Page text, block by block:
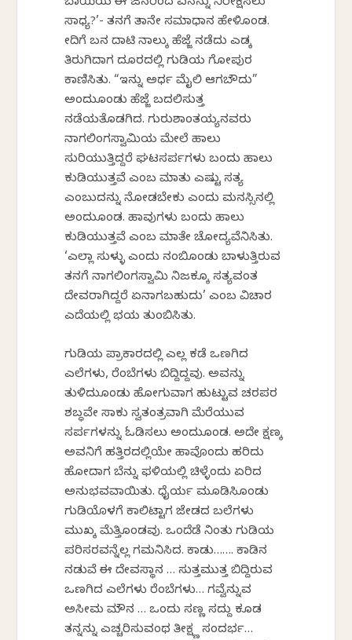
ಬಾಯಿಯ ಈ ಜನರಿಂದ ಏನನ್ನು ನಿರೀಕ್ಷಿಸಲು
ಸಾಧ್ಯ?’- ತನಗೆ ತಾನೇ ಸಮಾಧಾನ ಹೇಳಿಕೊಂಡ.
ಕೇದಿಗೆ ಬನ ದಾಟಿ ನಾಲ್ಕು ಹೆಜ್ಜೆ ನಡೆದು ಎಡಕ್ಕೆ
ತಿರುಗಿದಾಗ ದೂರದಲ್ಲಿ ಗುಡಿಯ ಗೋಪುರ
ಕಾಣಿಸಿತು. “ಇನ್ನು ಅರ್ಧ ಮೈಲಿ ಆಗಬೌದು”
ಅಂದುಕೊಂಡು ಹೆಜ್ಜೆ ಬದಲಿಸುತ್ತ
ನಡೆಯತೊಡಗಿದ. ಗುರುಶಾಂತಯ್ಯನವರು
ನಾಗಲಿಂಗಸ್ವಾಮಿಯ ಮೇಲೆ ಹಾಲು
ಸುರಿಯುತ್ತಿದ್ದರೆ ಘಟಸರ್ಪಗಳು ಬಂದು ಹಾಲು
ಕುಡಿಯುತ್ತವೆ ಎಂಬ ಮಾತು ಎಷ್ಟು ಸತ್ಯ
ಎಂಬುದನ್ನು ನೋಡಬೇಕು ಎಂದು ಮನಸ್ಸಿನಲ್ಲಿ
ಅಂದುಕೊಂಡ. ಹಾವುಗಳು ಬಂದು ಹಾಲು
ಕುಡಿಯುತ್ತವೆ ಎಂಬ ಮಾತೇ ಚೋದ್ಯವೆನಿಸಿತು.
‘ಎಲ್ಲಾ ಸುಳ್ಳು ಎಂದು ನಂಬಿಕೊಂಡು ಬಾಳುತ್ತಿರುವ
ತನಗೆ ನಾಗಲಿಂಗಸ್ವಾಮಿ ನಿಜಕ್ಕೂ ಸತ್ಯವಂತ
ದೇವರಾಗಿದ್ದರೆ ಏನಾಗಬಹುದು’ ಎಂಬ ವಿಚಾರ
ಎದೆಯಲ್ಲಿ ಭಯ ತುಂಬಿಸಿತು.
ಗುಡಿಯ ಪ್ರಾಕಾರದಲ್ಲಿ ಎಲ್ಲ ಕಡೆ ಒಣಗಿದ
ಎಲೆಗಳು, ರೆಂಬೆಗಳು ಬಿದ್ದಿದ್ದವು. ಅವನ್ನು
ತುಳಿದುಕೊಂಡು ಹೋಗುವಾಗ ಹುಟ್ಟುವ ಚರಪರ
ಶಬ್ಧವೇ ಸಾಕು ಸ್ವತಂತ್ರವಾಗಿ ಮೆರೆಯುವ
ಸರ್ಪಗಳನ್ನು ಓಡಿಸಲು ಅಂದುಕೊಂಡ. ಅದೇ ಕ್ಷಣಕ್ಕೆ
ಅವನಿಗೆ ಹತ್ತಿರದಲ್ಲಿಯೇ ಹಾವೊಂದು ಹರಿದು
ಹೋದಾಗ ಬೆನ್ನು ಫಳಿಯಲ್ಲಿ ಚಿಳ್ಳೆಂದು ಏರಿದ
ಅನುಭವವಾಯಿತು. ಧೈರ್ಯ ಮೂಡಿಸಿಕೊಂಡು
ಗುಡಿಯೊಳಗೆ ಕಾಲಿಟ್ಟಾಗ ಜೇಡದ ಬಲೆಗಳು
ಮುಖಕ್ಕೆ ಮೆತ್ತಿಕೊಂಡವು. ಒಂದೆಡೆ ನಿಂತು ಗುಡಿಯ
ಪರಿಸರವನ್ನೆಲ್ಲ ಗಮನಿಸಿದ. ಕಾಡು……. ಕಾಡಿನ
ನಡುವೆ ಈ ದೇವಸ್ಥಾನ … ಸುತ್ತಮುತ್ತ ಬಿದ್ದಿರುವ
ಒಣಗಿದ ಎಲೆಗಳು ರೆಂಬೆಗಳು… ಗವ್ವೆನ್ನುವ
ಅಸೀಮ ಮೌನ … ಒಂದು ಸಣ್ಣ ಸದ್ದು ಕೂಡ
ತನ್ನನ್ನು ಎಚ್ಚರಿಸುವಂಥ ತೀಕ್ಷ್ಣ ಸಂದರ್ಭ…